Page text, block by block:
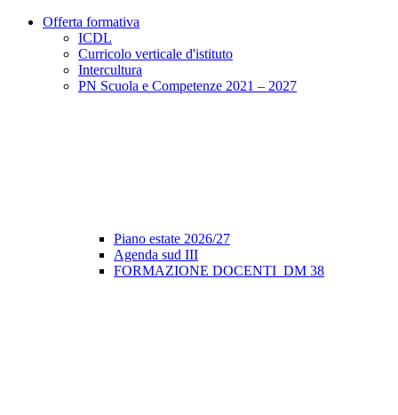
Offerta formativa
ICDL
Curricolo verticale d'istituto
Intercultura
PN Scuola e Competenze 2021 – 2027
Piano estate 2026/27
Agenda sud III
FORMAZIONE DOCENTI_DM 38